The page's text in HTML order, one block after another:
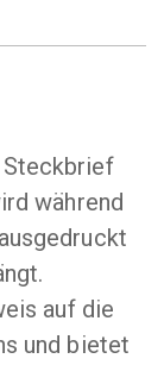
Steckbrief
während
auf die
und bietet